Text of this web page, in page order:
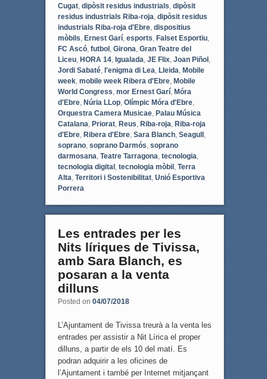
Cugat, dipòsit residus industrials, dipòsit
residus industrials Riba-roja, dipòsit residus
industrials Riba-roja d'Ebre, dispositius
mòbils, Ernest Garí, esports, Falset Esportiu,
FC Ascó, futbol , Girona, Gran Teatre del
Liceu, HORA 14, Igualada, JE Flix, Joan Piñol ,
Jordi Sabaté, l'enigma di Lea, Lleida, Mobile
week, mobile week Ribera d'Ebre, Mobile
World Congress, mor Ernest Garí, Móra
d'Ebre, Núria LLop, Olímpic Móra d'Ebre,
Orquestra Camera Musicae, Palau Música
Catalana, Priorat, Reus, Riba-roja, Riba-roja
d'Ebre, Ribera d'Ebre, Sara Blanch, Seagull ,
soprano, soprano Darmós, soprano
darmosana, Teatre Tarragona, tecnologia,
tecnologia digital , tecnologia mòbil , Terra
Alta, Territori i Sostenibilitat, Unió Esportiva
Porrera
Les entrades per les
Nits líriques de Tivissa,
amb Sara Blanch, es
posaran a la venta
dilluns
Posted on 04/07/2018
L’Ajuntament de Tivissa treurà a la venta les
entrades per assistir a Nit Lírica el proper
dilluns, a partir de els 10 del matí. Es
podran adquirir a les oficines de
l’Ajuntament i també per Internet mitjançant